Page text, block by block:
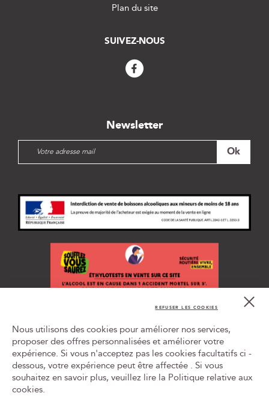
Plan du site
SUIVEZ-NOUS
Newsletter
I
r
t
n
r
e
n
e
w
s
Ok
CONSOMMER AVEC MODÉRATION
Nous utilisons des cookies pour améliorer nos services,
proposer des offres personnalisées et améliorer votre
expérience. Si vous n'acceptez pas les cookies facultatifs ci -
dessous, votre expérience peut être affectée . Si vous
souhaitez en savoir plus, veuillez lire la Politique relative aux
cookies.
REFUSER LES COOKIES